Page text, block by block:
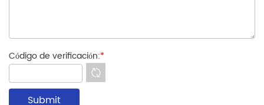
Código de verificación:*